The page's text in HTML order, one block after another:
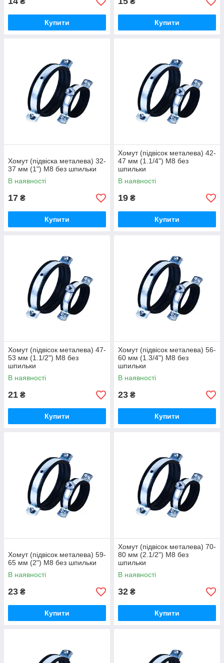
Купити Купити
Хомут (підвіска металева) 32-
37 мм (1") М8 без шпильки
В наявності
17 ₴
Купити
Хомут (підвісок металева) 42-
47 мм (1.1/4") М8 без
шпильки
В наявності
19 ₴
Купити
Хомут (підвісок металева) 47-
53 мм (1.1/2") М8 без
шпильки
В наявності
21 ₴
Купити
Хомут (підвісок металева) 56-
60 мм (1.3/4") М8 без
шпильки
В наявності
23 ₴
Купити
Хомут (підвісок металева) 59-
65 мм (2") М8 без шпильки
В наявності
23 ₴
Купити
Хомут (підвісок металева) 70-
80 мм (2.1/2") М8 без
шпильки
В наявності
32 ₴
Купити